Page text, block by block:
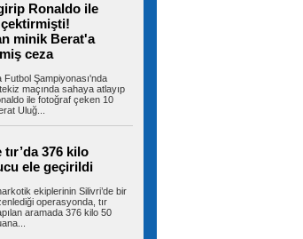
gençlerin üniversite
ve...
Devrim Muhafızları
yolu şirketini yaptırım
ederken...
teklifte kritik detay!
kapandı
Ronaldo ile
minik Berat'a
ceza
Futbol Şampiyonası'nda
maçında sahaya atlayıp
ile fotoğraf çeken 10
Uluğ...
tır’da 376 kilo
ele geçirildi
ekiplerinin Silivri’de bir
operasyonda, tır
aramada 376 kilo 50